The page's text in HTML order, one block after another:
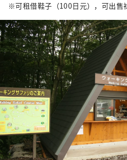
※可租借鞋子（100日元），可出售